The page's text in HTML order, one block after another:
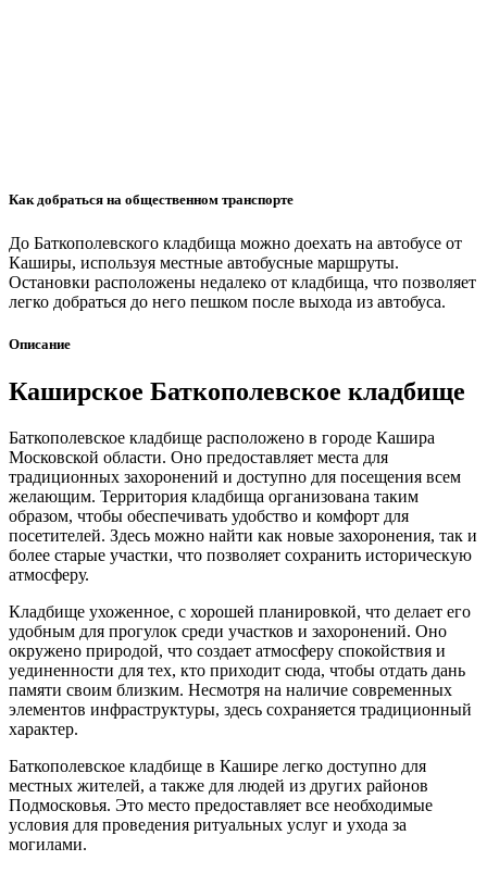
Как добраться на общественном транспорте
До Баткополевского кладбища можно доехать на автобусе от
Каширы, используя местные автобусные маршруты.
Остановки расположены недалеко от кладбища, что позволяет
легко добраться до него пешком после выхода из автобуса.
Описание
Каширское Баткополевское кладбище
Баткополевское кладбище расположено в городе Кашира
Московской области. Оно предоставляет места для
традиционных захоронений и доступно для посещения всем
желающим. Территория кладбища организована таким
образом, чтобы обеспечивать удобство и комфорт для
посетителей. Здесь можно найти как новые захоронения, так и
более старые участки, что позволяет сохранить историческую
атмосферу.
Кладбище ухоженное, с хорошей планировкой, что делает его
удобным для прогулок среди участков и захоронений. Оно
окружено природой, что создает атмосферу спокойствия и
уединенности для тех, кто приходит сюда, чтобы отдать дань
памяти своим близким. Несмотря на наличие современных
элементов инфраструктуры, здесь сохраняется традиционный
характер.
Баткополевское кладбище в Кашире легко доступно для
местных жителей, а также для людей из других районов
Подмосковья. Это место предоставляет все необходимые
условия для проведения ритуальных услуг и ухода за
могилами.